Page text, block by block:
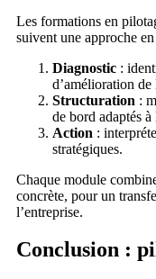
Les formations en
suivent une approche
Diagnostic :
d’amélioration
Structuration :
de bord adaptés à
Action :
stratégiques.
Chaque module
concrète, pour un
l’entreprise.
Conclusion :